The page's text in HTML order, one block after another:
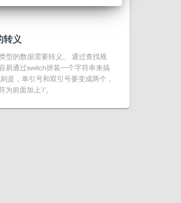
转义
型的数据需要转义。 通过查找规
易通过switch拼装一个字符串来搞
是，单引号和双引号要变成两个，
前面加上’/’。